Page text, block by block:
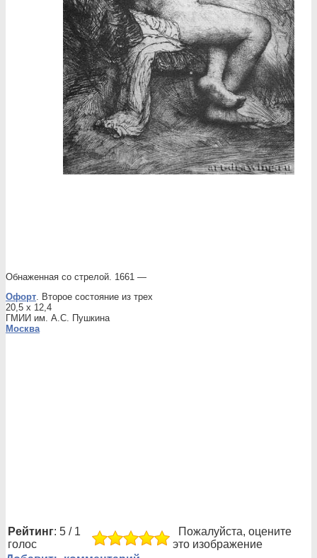
Обнаженная со стрелой. 1661 —
Офорт. Второе состояние из трех
20,5 x 12,4
ГМИИ им. А.С. Пушкина
Москва
Рейтинг: 5 / 1
голос
Пожалуйста, оцените
это изображение